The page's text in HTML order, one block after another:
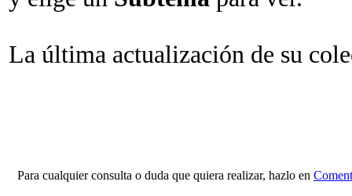
La última actualización de su
Para cualquier consulta o duda que quiera realizar, hazlo en